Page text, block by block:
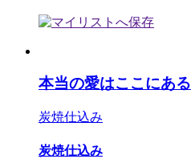
本当の愛はここにある
炭焼仕込み
炭焼仕込み